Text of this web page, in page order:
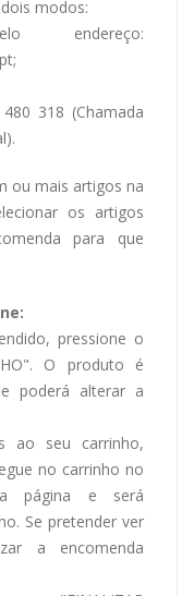
modos:
318 (Chamada
ou mais artigos na
os artigos
para que
pressione o
O produto é
poderá alterar a
ao seu carrinho,
no carrinho no
página e será
Se pretender ver
a encomenda